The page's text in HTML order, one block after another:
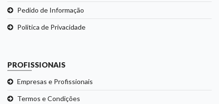
Pedido de Informação
Politica de Privacidade
PROFISSIONAIS
Empresas e Profissionais
Termos e Condições